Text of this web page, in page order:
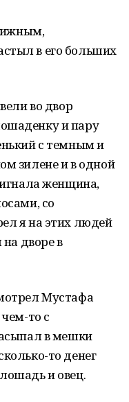
в его больших
во двор
и пару
с темным и
зилене и в одной
женщина,
со
я на этих людей
дворе в
Мустафа
то с
в мешки
то денег
и овец.